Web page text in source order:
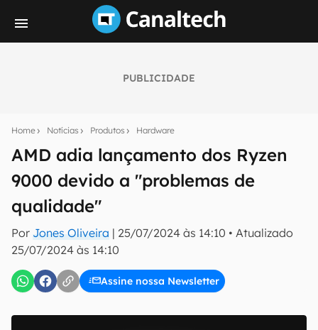
PUBLICIDADE
Home Notícias Produtos Hardware
AMD adia lançamento dos Ryzen
9000 devido a "problemas de
qualidade"
Por Jones Oliveira | 25/07/2024 às 14:10 • Atualizado
25/07/2024 às 14:10
Assine nossa Newsletter
notícias e reviews sobre tecnologia em primeira
mão.
E-mail
inscreva-se
Confirmo que li, aceito e concordo com os Termos de
Uso e Política de Privacidade do Canaltech.